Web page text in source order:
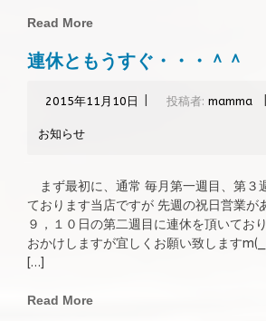
Read More
連休ともうすぐ・・・＾＾
2015年11月10日 投稿者: mamma
お知らせ
まず最初に、通常 毎月第一週目、第３
ております当店ですが 先週の祝日営業が
９，１０日の第二週目に連休を頂いてお
おかけしますが宜しくお願い致します
[…]
Read More